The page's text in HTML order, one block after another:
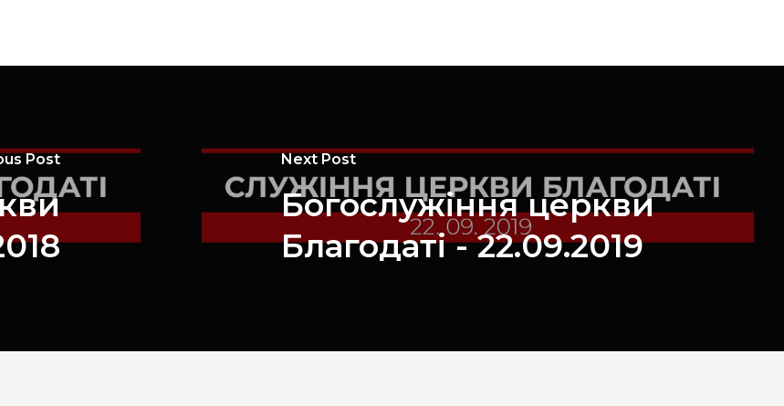
Post Next Post
Богослужіння церкви
Благодаті - 22.09.2019